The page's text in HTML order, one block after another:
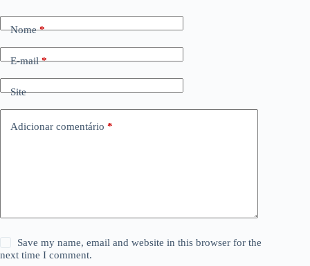
Nome*
E-mail*
Site
Adicionar comentário *
Save my name, email and website in this browser for the
next time I comment.